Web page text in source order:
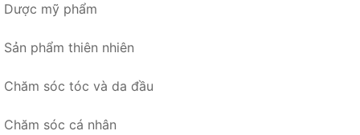
Dược mỹ phẩm
Sản phẩm thiên nhiên
Chăm sóc tóc và da đầu
Chăm sóc cá nhân